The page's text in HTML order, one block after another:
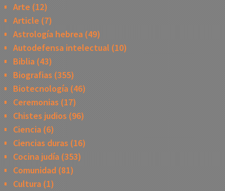
Arte (12)
Article (7)
Astrología hebrea(49)
Autodefensa intelectual (10)
Biblia(43)
Biografias (355)
Biotecnología(46)
Ceremonias (17)
Chistes judios (96)
Ciencia(6)
Ciencias duras (16)
Cocina judía(353)
Comunidad(81)
Cultura(1)